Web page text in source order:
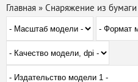
Главная » Снаряжение из бумаги